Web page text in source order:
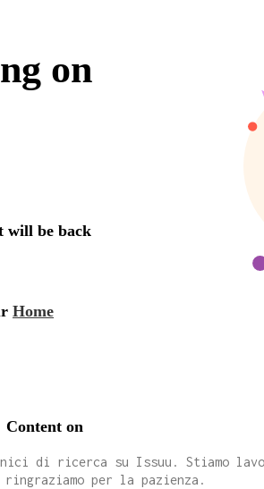
di ricerca su Issuu. Stiamo
per la pazienza.